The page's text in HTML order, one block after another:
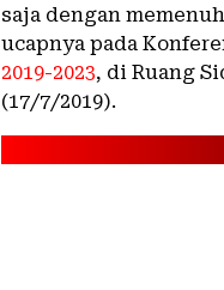
saja dengan
ucapnya pada
2019-2023, di Ruang
(17/7/2019).